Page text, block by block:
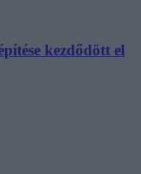
kezdődött el